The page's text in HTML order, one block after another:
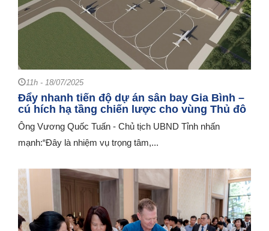
11h - 18/07/2025
Đẩy nhanh tiến độ dự án sân bay Gia Bình –
cú hích hạ tầng chiến lược cho vùng Thủ đô
Ông Vương Quốc Tuấn - Chủ tịch UBND Tỉnh nhấn
mạnh:“Đây là nhiệm vụ trọng tâm,...